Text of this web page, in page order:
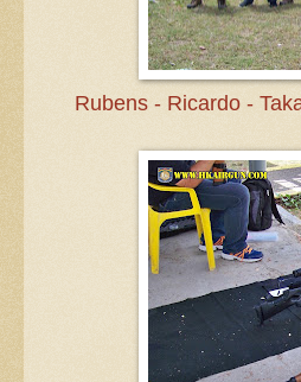
Rubens - Ricardo -